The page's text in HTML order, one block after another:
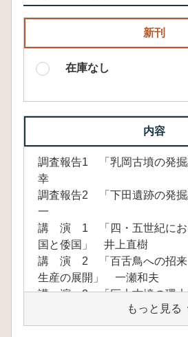
新刊
在庫なし
内容
調査報告1 「乳岡古墳の発
幸
調査報告2 「下田遺跡の発
一
講 演 1 「四・五世紀にお
国と倭国」 井上直樹
講 演 2 「百舌鳥への招来
生産の展開」 一瀬和夫
講 演 3 「巨大古墳の環
討 論 「百舌鳥野の幕開け
もっと見る